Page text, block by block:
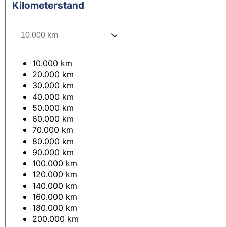
Kilometerstand
10.000 km
20.000 km
30.000 km
40.000 km
50.000 km
60.000 km
70.000 km
80.000 km
90.000 km
100.000 km
120.000 km
140.000 km
160.000 km
180.000 km
200.000 km